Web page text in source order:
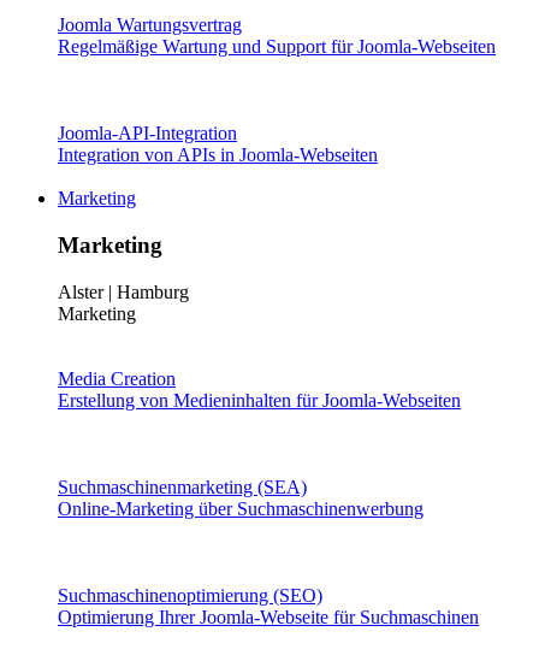
Joomla Wartungsvertrag
Regelmäßige Wartung und Support für Joomla-Webseiten
Joomla-API-Integration
Integration von APIs in Joomla-Webseiten
Marketing
Marketing
Alster | Hamburg
Marketing
Media Creation
Erstellung von Medieninhalten für Joomla-Webseiten
Suchmaschinenmarketing (SEA)
Online-Marketing über Suchmaschinenwerbung
Suchmaschinenoptimierung (SEO)
Optimierung Ihrer Joomla-Webseite für Suchmaschinen